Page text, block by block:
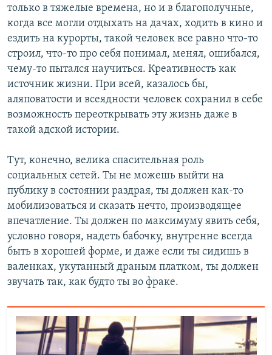
только в тяжелые времена, но и в благополучные,
когда все могли отдыхать на дачах, ходить в кино и
ездить на курорты, такой человек все равно что-то
строил, что-то про себя понимал, менял, ошибался,
чему-то пытался научиться. Креативность как
источник жизни. При всей, казалось бы,
аляповатости и всеядности человек сохранил в себе
возможность переоткрывать эту жизнь даже в
такой адской истории.
Тут, конечно, велика спасительная роль
социальных сетей. Ты не можешь выйти на
публику в состоянии раздрая, ты должен как-то
мобилизоваться и сказать нечто, производящее
впечатление. Ты должен по максимуму явить себя,
условно говоря, надеть бабочку, внутренне всегда
быть в хорошей форме, и даже если ты сидишь в
валенках, укутанный драным платком, ты должен
звучать так, как будто ты во фраке.